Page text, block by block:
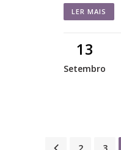
LER MAIS
13
Setembro